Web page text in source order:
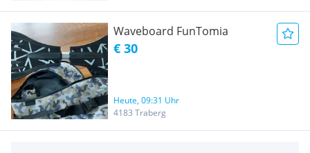
Waveboard FunTomia
€ 30
Heute, 09:31 Uhr
4183 Traberg